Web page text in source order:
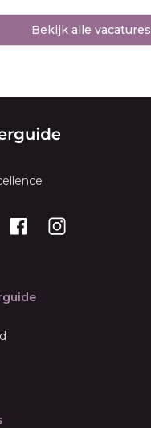
Bekijk alle vacatures
Instagram